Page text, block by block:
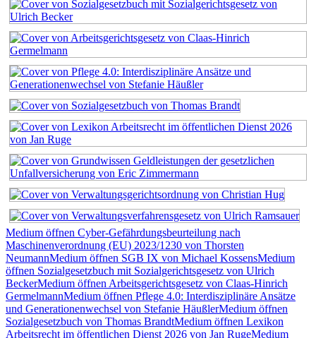
Medium öffnen Cyber-Gefährdungsbeurteilung nach
Maschinenverordnung (EU) 2023/1230 von Thorsten
NeumannMedium öffnen SGB IX von Michael KossensMedium
öffnen Sozialgesetzbuch mit Sozialgerichtsgesetz von Ulrich
BeckerMedium öffnen Arbeitsgerichtsgesetz von Claas-Hinrich
GermelmannMedium öffnen Pflege 4.0: Interdisziplinäre Ansätze
und Generationenwechsel von Stefanie HäußlerMedium öffnen
Sozialgesetzbuch von Thomas BrandtMedium öffnen Lexikon
Arbeitsrecht im öffentlichen Dienst 2026 von Jan RugeMedium